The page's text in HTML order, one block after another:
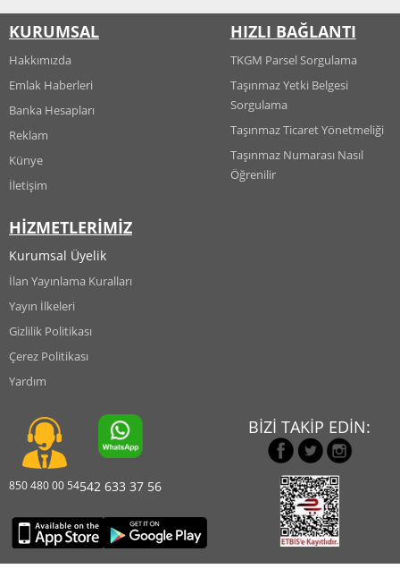
KURUMSAL
Hakkımızda
Emlak Haberleri
Banka Hesapları
Reklam
Künye
İletişim
HİZMETLERİMİZ
Kurumsal Üyelik
İlan Yayınlama Kuralları
Yayın İlkeleri
Gizlilik Politikası
Çerez Politikası
Yardım
HIZLI BAĞLANTI
TKGM Parsel Sorgulama
Taşınmaz Yetki Belgesi
Sorgulama
Taşınmaz Ticaret Yönetmeliği
Taşınmaz Numarası Nasıl
Öğrenilir
850 480 00 54542 633 37 56
BİZİ TAKİP EDİN: